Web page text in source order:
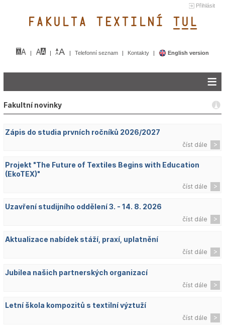
Přihlásit
FAKULTA TEXTILNÍ TUL&
Telefonní seznam Kontakty English version
Fakultní novinky
Zápis do studia prvních ročníků 2026/2027
číst dále
Projekt "The Future of Textiles Begins with Education
(EkoTEX)"
číst dále
Uzavření studijního oddělení 3. - 14. 8. 2026
číst dále
Aktualizace nabídek stáží, praxí, uplatnění
číst dále
Jubilea našich partnerských organizací
číst dále
Letní škola kompozitů s textilní výztuží
číst dále